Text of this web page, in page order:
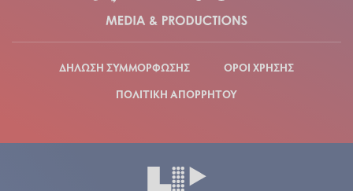
ΔΗΛΩΣΗ ΣΥΜΜΟΡΦΩΣΗΣ
ΟΡΟΙ ΧΡΗΣΗΣ
ΠΟΛΙΤΙΚΗ ΑΠΟΡΡΗΤΟΥ